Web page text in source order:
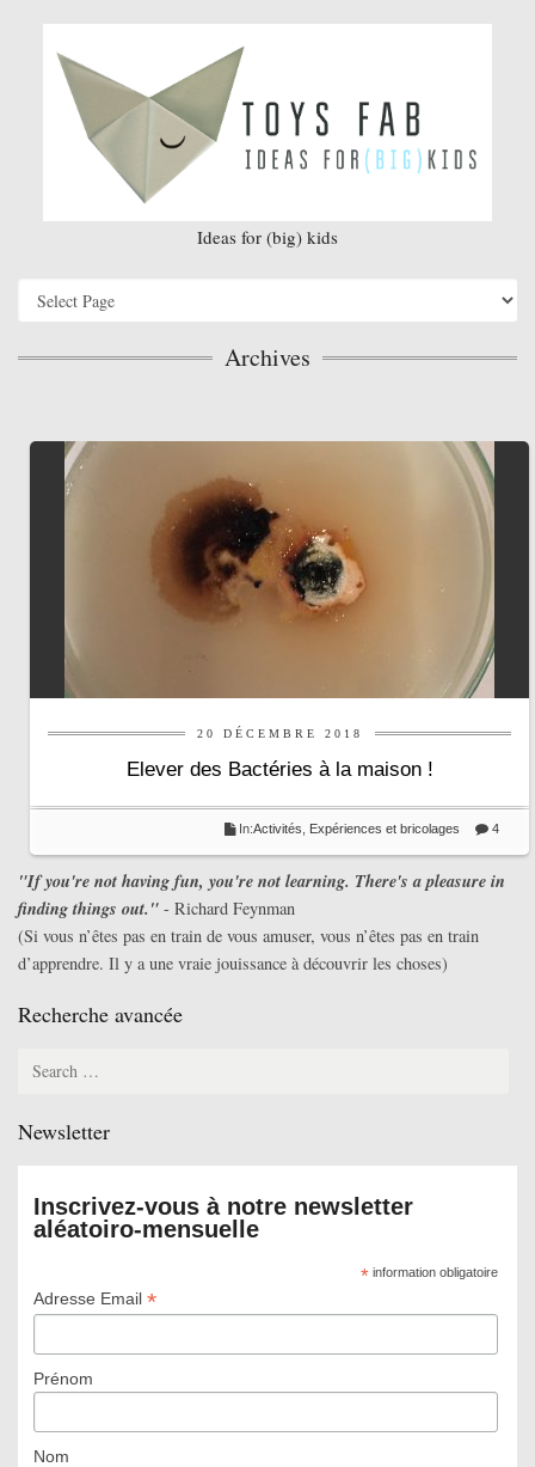
Ideas for (big) kids
Archives
20 DÉCEMBRE 2018
Elever des Bactéries à la maison !
4
In:Activités, Expériences et bricolages
"If you're not having fun, you're not learning. There's a pleasure in
finding things out." - Richard Feynman
(Si vous n’êtes pas en train de vous amuser, vous n’êtes pas en train
d’apprendre. Il y a une vraie jouissance à découvrir les choses)
Recherche avancée
Newsletter
Inscrivez-vous à notre newsletter
aléatoiro-mensuelle
*information obligatoire
Adresse Email *
Prénom
Nom